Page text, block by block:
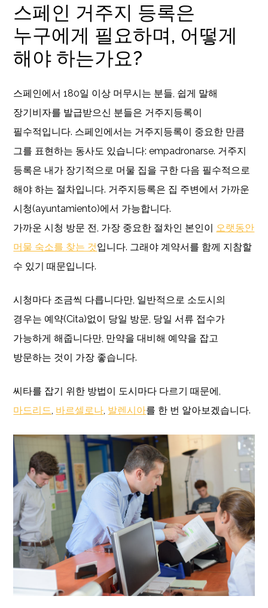
스페인 거주지 등록은
누구에게 필요하며, 어떻게
해야 하는가요?
스페인에서 180일 이상 머무시는 분들, 쉽게 말해
장기비자를 발급받으신 분들은 거주지등록이
필수적입니다. 스페인에서는 거주지등록이 중요한 만큼
그를 표현하는 동사도 있습니다: empadronarse. 거주지
등록은 내가 장기적으로 머물 집을 구한 다음 필수적으로
해야 하는 절차입니다. 거주지등록은 집 주변에서 가까운
시청(ayuntamiento)에서 가능합니다.
가까운 시청 방문 전, 가장 중요한 절차인 본인이 오랫동안
머물 숙소를 찾는 것입니다. 그래야 계약서를 함께 지참할
수 있기 때문입니다.
시청마다 조금씩 다릅니다만, 일반적으로 소도시의
경우는 예약(Cita)없이 당일 방문, 당일 서류 접수가
가능하게 해줍니다만, 만약을 대비해 예약을 잡고
방문하는 것이 가장 좋습니다.
씨타를 잡기 위한 방법이 도시마다 다르기 때문에,
마드리드 바르셀로나 발렌시아를 한 번 알아보겠습니다.